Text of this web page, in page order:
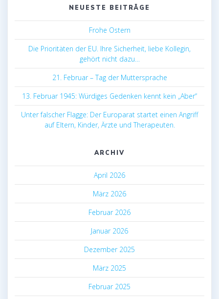
NEUESTE BEITRÄGE
Frohe Ostern
Die Prioritäten der EU. Ihre Sicherheit, liebe Kollegin,
gehört nicht dazu…
21. Februar – Tag der Muttersprache
13. Februar 1945: Würdiges Gedenken kennt kein „Aber“
Unter falscher Flagge: Der Europarat startet einen Angriff
auf Eltern, Kinder, Ärzte und Therapeuten.
ARCHIV
April 2026
März 2026
Februar 2026
Januar 2026
Dezember 2025
März 2025
Februar 2025